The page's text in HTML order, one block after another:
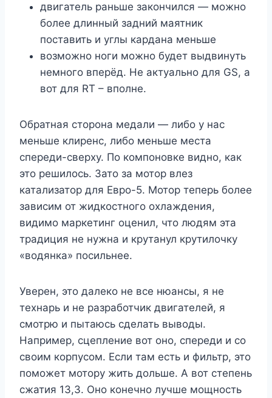
двигатель раньше закончился — можно
более длинный задний маятник
поставить и углы кардана меньше
возможно ноги можно будет выдвинуть
немного вперёд. Не актуально для GS, а
вот для RT – вполне.
Обратная сторона медали — либо у нас
меньше клиренс, либо меньше места
спереди-сверху. По компоновке видно, как
это решилось. Зато за мотор влез
катализатор для Евро-5. Мотор теперь более
зависим от жидкостного охлаждения,
видимо маркетинг оценил, что людям эта
традиция не нужна и крутанул крутилочку
«водянка» посильнее.
Уверен, это далеко не все нюансы, я не
технарь и не разработчик двигателей, я
смотрю и пытаюсь сделать выводы.
Например, сцепление вот оно, спереди и со
своим корпусом. Если там есть и фильтр, это
поможет мотору жить дольше. А вот степень
сжатия 13,3. Оно конечно лучше мощность